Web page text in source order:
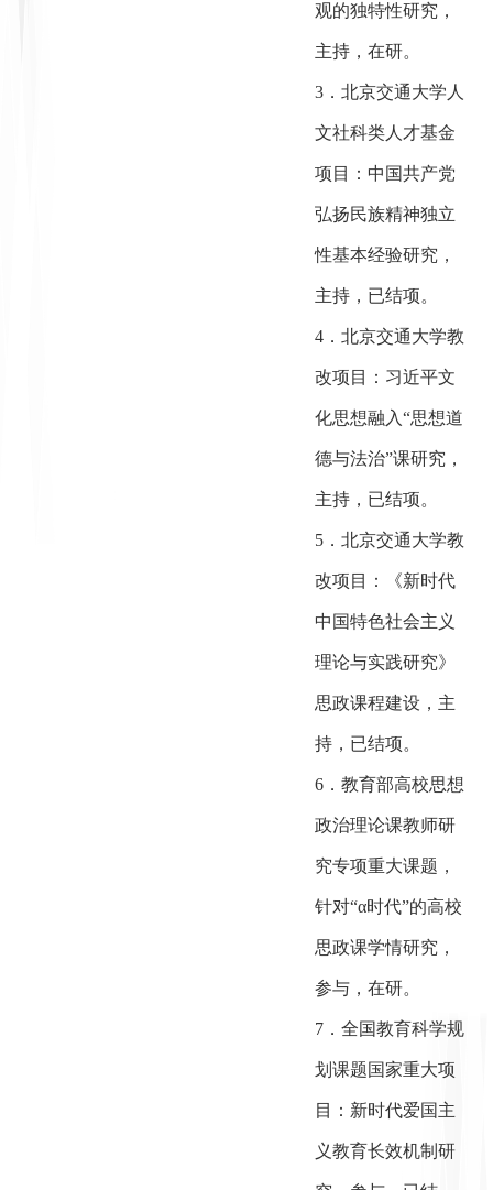
观的独特性研究，
主持，在研。
3．北京交通大学人
文社科类人才基金
项目：中国共产党
弘扬民族精神独立
性基本经验研究，
主持，已结项。
4．北京交通大学教
改项目：习近平文
化思想融入“思想道
德与法治”课研究，
主持，已结项。
5．北京交通大学教
改项目：《新时代
中国特色社会主义
理论与实践研究》
思政课程建设，主
持，已结项。
6．教育部高校思想
政治理论课教师研
究专项重大课题，
针对“α时代”的高校
思政课学情研究，
参与，在研。
7．全国教育科学规
划课题国家重大项
目：新时代爱国主
义教育长效机制研